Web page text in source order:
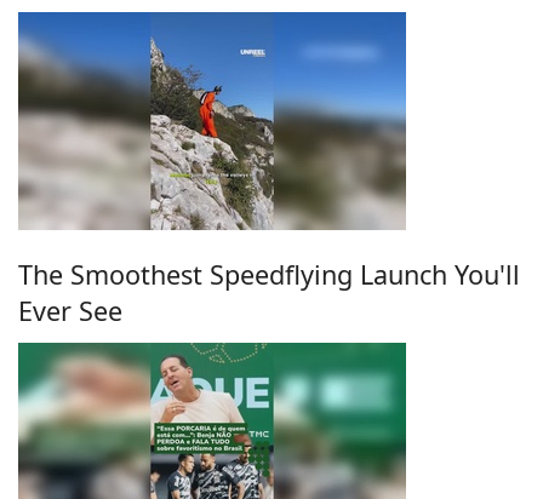
The Smoothest Speedflying Launch You'll
Ever See